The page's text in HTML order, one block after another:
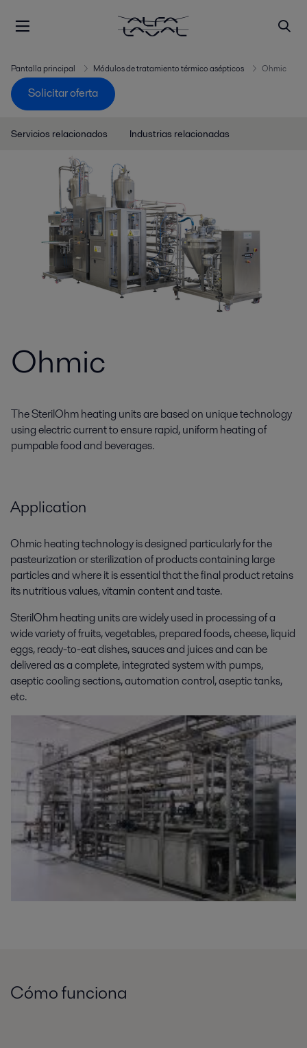
Pantalla principal Módulos de tratamiento térmico asépticos Ohmic
Solicitar oferta
Servicios relacionados Industrias relacionadas
Ohmic
The SterilOhm heating units are based on unique technology
using electric current to ensure rapid, uniform heating of
pumpable food and beverages.
Application
Ohmic heating technology is designed particularly for the
pasteurization or sterilization of products containing large
particles and where it is essential that the final product retains
its nutritious values, vitamin content and taste.
SterilOhm heating units are widely used in processing of a
wide variety of fruits, vegetables, prepared foods, cheese, liquid
eggs, ready-to-eat dishes, sauces and juices and can be
delivered as a complete, integrated system with pumps,
aseptic cooling sections, automation control, aseptic tanks,
etc.
Cómo funciona